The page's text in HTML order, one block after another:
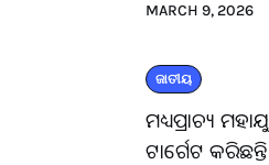
MARCH 9, 2026
ଜାତୀୟ
ମଧ୍ୟପ୍ରାଚ୍ୟ
ଟାର୍ଗେଟ